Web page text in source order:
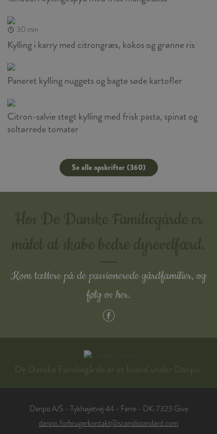
30 min
Kylling i karry med citrongræs, kokos og grønne ris
Paneret kylling nuggets og bagte søde kartofler
Citron-salvie stegt kylling med frisk pasta, spinat og
soltørrede tomater
Se alle opskrifter (360)
Kom tættere på de passionerede gårdfamilier, og
følg os her.
Danpo A/S - Tykhøjetvej 44 - Farre - DK-7323 Give
danpo.forbrugerkontakt@scandistandard.com